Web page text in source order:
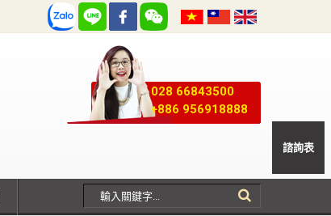
028 66843500
+886 956918888
諮詢表